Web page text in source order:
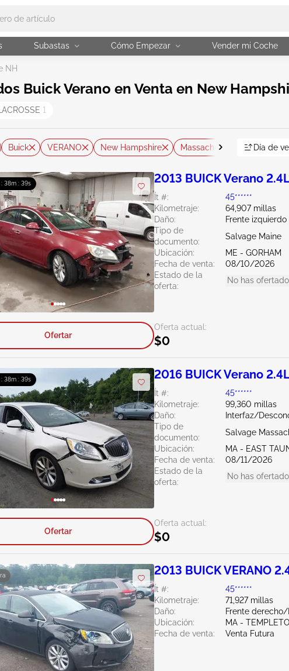
Subastas Cómo Empezar Vender mi Coche
NH
Buick Verano en Venta en New
LACROSSE 1
Buick VERANO New Hampshire Massachusetts Maine
Día de
: 38m : 38s 2013 BUICK Verano
Ít #:
45******
Kilometraje:
64,907 millas
Daño:
Frente izquierdo
Tipo de
documento:
Salvage Maine
Ubicación:
ME - GORHAM
Fecha de venta:
08/10/2026
Estado de la
oferta:
No has ofertado
Oferta actual:
$0
Ofertar
: 38m : 38s 2016 BUICK Verano
Ít #:
45******
Kilometraje:
99,360 millas
Daño:
Interfaz/
Tipo de
documento:
Salvage
Ubicación:
MA - EAST
Fecha de venta:
08/11/2026
Estado de la
oferta:
No has ofertado
Oferta actual:
$0
Ofertar
2013 BUICK VERANO
Ít #:
45******
Kilometraje:
71,927 millas
Daño:
Frente
Ubicación:
MA -
Fecha de venta:
Venta Futura